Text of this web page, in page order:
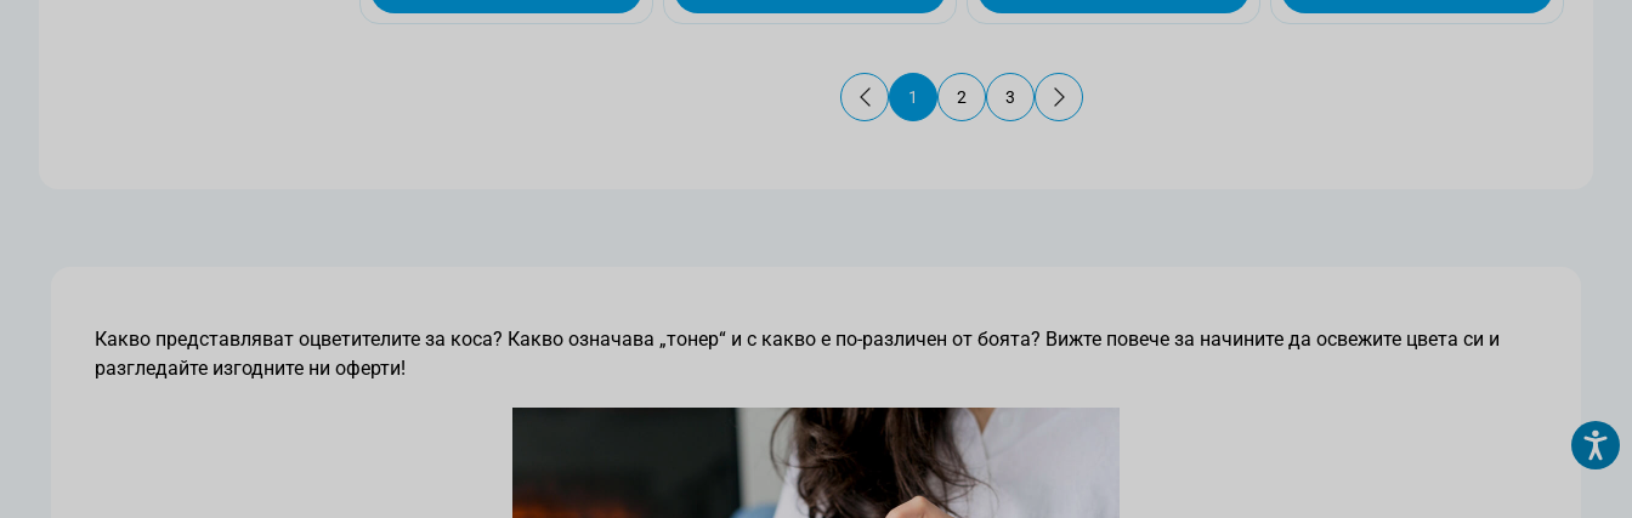
В момента четете страница
1
Страница
2
Страница
3
Какво представляват оцветителите за коса? Какво означава „тонер“ и с какво е по-различен от боята? Вижте повече за начините да освежите цвета си и
разгледайте изгодните ни оферти!